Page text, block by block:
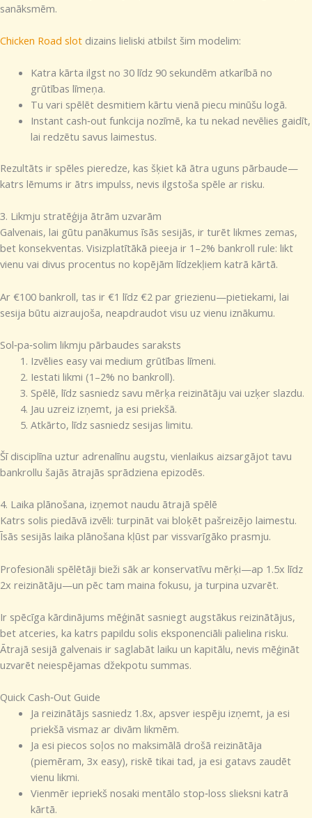
sanāksmēm.
Chicken Road slot dizains lieliski atbilst šim modelim:
Katra kārta ilgst no 30 līdz 90 sekundēm atkarībā no
grūtības līmeņa.
Tu vari spēlēt desmitiem kārtu vienā piecu minūšu logā.
Instant cash‑out funkcija nozīmē, ka tu nekad nevēlies gaidīt,
lai redzētu savus laimestus.
Rezultāts ir spēles pieredze, kas šķiet kā ātra uguns pārbaude—
katrs lēmums ir ātrs impulss, nevis ilgstoša spēle ar risku.
3. Likmju stratēģija ātrām uzvarām
Galvenais, lai gūtu panākumus īsās sesijās, ir turēt likmes zemas,
bet konsekventas. Visizplatītākā pieeja ir 1–2% bankroll rule: likt
vienu vai divus procentus no kopējām līdzekļiem katrā kārtā.
Ar €100 bankroll, tas ir €1 līdz €2 par griezienu—pietiekami, lai
sesija būtu aizraujoša, neapdraudot visu uz vienu iznākumu.
Sol‑pa‑solim likmju pārbaudes saraksts
Izvēlies easy vai medium grūtības līmeni.
Iestati likmi (1–2% no bankroll).
Spēlē, līdz sasniedz savu mērķa reizinātāju vai uzķer slazdu.
Jau uzreiz izņemt, ja esi priekšā.
Atkārto, līdz sasniedz sesijas limitu.
Šī disciplīna uztur adrenalīnu augstu, vienlaikus aizsargājot tavu
bankrollu šajās ātrajās sprādziena epizodēs.
4. Laika plānošana, izņemot naudu ātrajā spēlē
Katrs solis piedāvā izvēli: turpināt vai bloķēt pašreizējo laimestu.
Īsās sesijās laika plānošana kļūst par vissvarīgāko prasmju.
Profesionāli spēlētāji bieži sāk ar konservatīvu mērķi—ap 1.5x līdz
2x reizinātāju—un pēc tam maina fokusu, ja turpina uzvarēt.
Ir spēcīga kārdinājums mēģināt sasniegt augstākus reizinātājus,
bet atceries, ka katrs papildu solis eksponenciāli palielina risku.
Ātrajā sesijā galvenais ir saglabāt laiku un kapitālu, nevis mēģināt
uzvarēt neiespējamas džekpotu summas.
Quick Cash‑Out Guide
Ja reizinātājs sasniedz 1.8x, apsver iespēju izņemt, ja esi
priekšā vismaz ar divām likmēm.
Ja esi piecos soļos no maksimālā drošā reizinātāja
(piemēram, 3x easy), riskē tikai tad, ja esi gatavs zaudēt
vienu likmi.
Vienmēr iepriekš nosaki mentālo stop‑loss slieksni katrā
kārtā.